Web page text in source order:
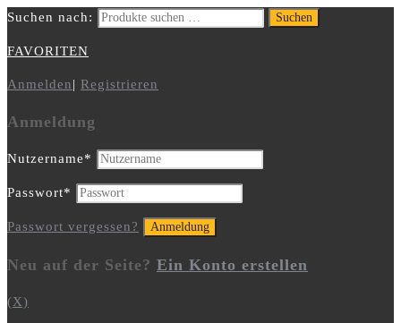
Suchen nach: Suchen
FAVORITEN
Anmelden| Registrieren
Anmeldung
Nutzername*
Passwort*
Passwort vergessen?
Neu auf der Seite? Ein Konto erstellen
(X)